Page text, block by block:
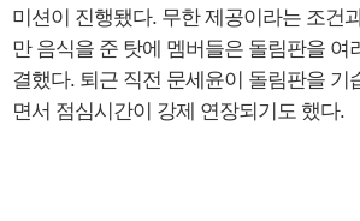
미션이 진행됐다. 무한 제공이라는 조건
만 음식을 준 탓에 멤버들은 돌림판을 여
결했다. 퇴근 직전 문세윤이 돌림판을 기
면서 점심시간이 강제 연장되기도 했다.